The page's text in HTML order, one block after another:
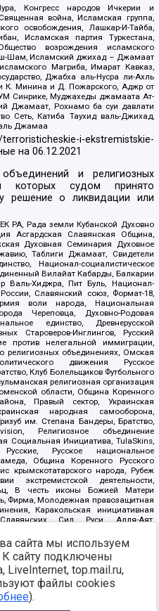
Конгресс народов Ичкерии и
война, Исламская группа,
освобождения, Лашкар-И-Тайба,
Исламская партия Туркестана,
возрождения исламского
Шам, Исламский джихад – Джамаат
Магриба, Имарат Кавказ,
Джабха аль-Нусра ли-Ахль
К. Минина и Д. Пожарского, Аджр от
Синрике, Муджахеды джамаата Ат-
Джамаат, Рохнамо ба суи давлати
Сеть, Катиба Таухид валь-Джихад,
Джамаа
i-ekstremistskie-
на06.12.2021
и религиозных
которых судом принято
решение о ликвидации или
РА, Рада земли Кубанской Духовно
Асгардская Славянская Община,
Духовная Семинария Духовное
Таблиги Джамаат, Свидетели
Национал-социалистическое
Вилайат Кабарды, Балкарии
Валь-Хиджра, Пит Буль, Национал-
Славянский союз, Формат-18,
воли народа, Национальная
Череповца, Духовно-Родовая
единство, Древнерусской
Староверов-Инглингов, Русский
против нелегальной иммиграции,
религиозных объединениях, Омская
движения Русское
Клуб Болельщиков Футбольного
религиозная организация
области, Община Коренного
Правый сектор, Украинская
народная самооборона,
им. Степана Бандеры, Братство,
Религиозное объединение
Социальная Инициатива, TulaSkins,
Русское национальное
Община Коренного Русского
крымскотатарского народа, Рубеж
экстремистской деятельности,
В честь иконы Божией Матери
Фирма, Молодежная правозащитная
Каракольская инициативная
Сил Руси, Алля-Аят,
Нация и свобода, W.H.С., Фалунь
клуб-Новокузнецк/РПК,
с коррупцией, Фонд защиты прав
СССР Прикубанского округа г.
ru/documents/7822/
сайта мы используем
К сайту подключены
LiveInternet, top.mail.ru,
файлы cookies
).